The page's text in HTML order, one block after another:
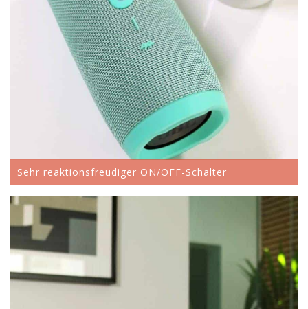
Sehr reaktionsfreudiger ON/OFF-Schalter